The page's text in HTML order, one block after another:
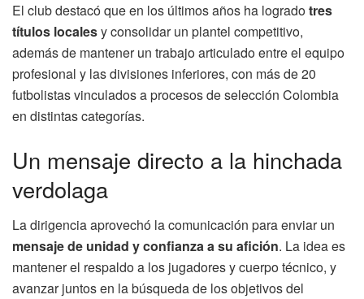
El club destacó que en los últimos años ha logradotres
títulos localesy consolidar un plantel competitivo,
además de mantener un trabajo articulado entre el equipo
profesional y las divisiones inferiores, con más de 20
futbolistas vinculados a procesos de selección Colombia
en distintas categorías.
Un mensaje directo a la hinchada
verdolaga
La dirigencia aprovechó la comunicación para enviar un
mensaje de unidad y confianza a su afición. La idea es
mantener el respaldo a los jugadores y cuerpo técnico, y
avanzar juntos en la búsqueda de los objetivos del